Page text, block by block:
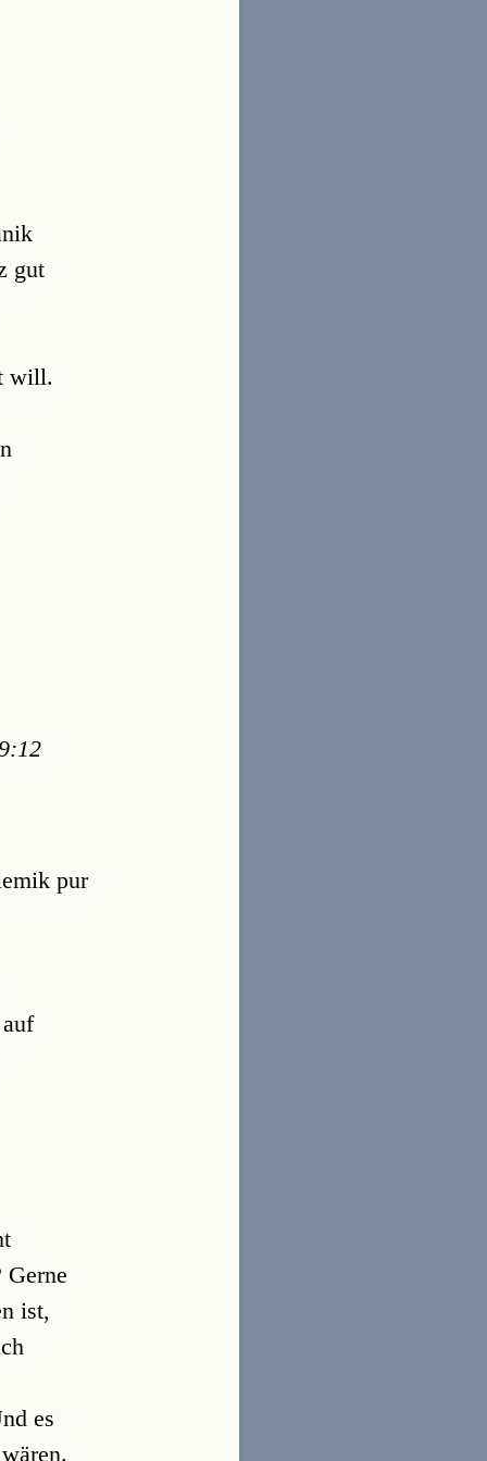
gut
will.
pur
Gerne
ist,
es